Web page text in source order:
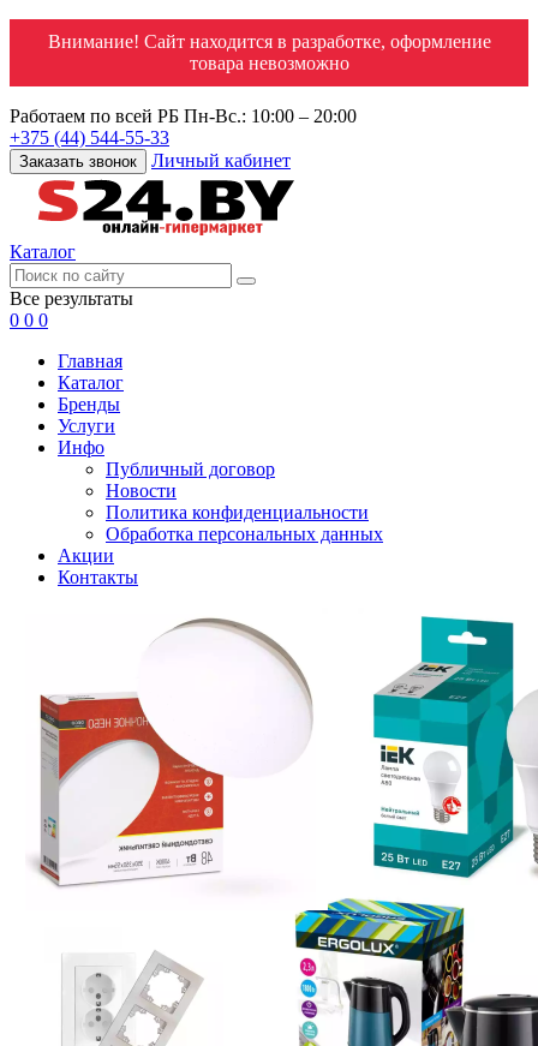
Внимание! Сайт находится в разработке, оформление
товара невозможно
Работаем по всей РБ Пн-Вс.: 10:00 – 20:00
+375 (44) 544-55-33
Заказать звонок Личный кабинет
Каталог
Все результаты
0 0 0
Главная
Каталог
Бренды
Услуги
Инфо
Публичный договор
Новости
Политика конфиденциальности
Обработка персональных данных
Акции
Контакты